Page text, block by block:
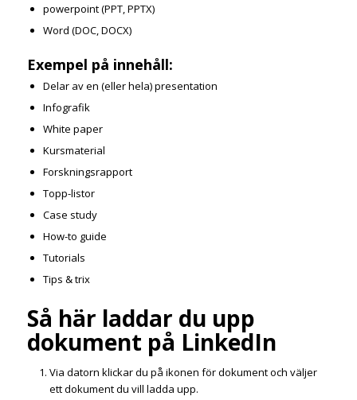
powerpoint (PPT, PPTX)
Word (DOC, DOCX)
Exempel på innehåll:
Delar av en (eller hela) presentation
Infografik
White paper
Kursmaterial
Forskningsrapport
Topp-listor
Case study
How-to guide
Tutorials
Tips & trix
Så här laddar du upp
dokument på LinkedIn
Via datorn klickar du på ikonen för dokument och väljer
ett dokument du vill ladda upp.